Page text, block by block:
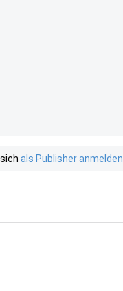
als Publisher anmelden